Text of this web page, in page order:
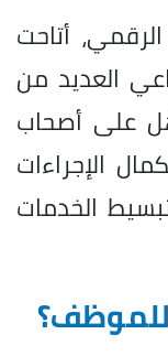
أتاحت
العديد من
على أصحاب
الإجراءات
الخدمات